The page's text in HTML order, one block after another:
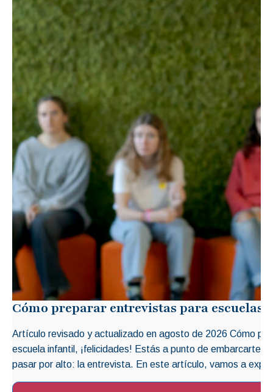
Cómo preparar entrevistas para escuelas
Artículo revisado y actualizado en agosto de 2026 Cómo
escuela infantil, ¡felicidades! Estás a punto de embarcarte
pasar por alto: la entrevista. En este artículo, vamos a